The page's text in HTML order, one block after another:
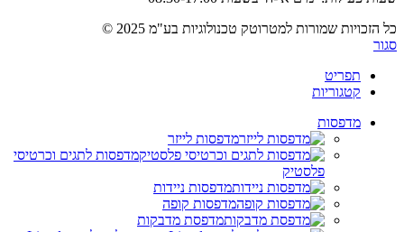
כל הזכויות שמורות למטרוטק טכנולוגיות בע"מ 2025 ©
סגור
תפריט
קטגוריות
מדפסות
מדפסות לייזר
מדפסות לתגים וכרטיסי
פלסטיק
מדפסות ניידות
מדפסות קופה
מדפסת מדבקות